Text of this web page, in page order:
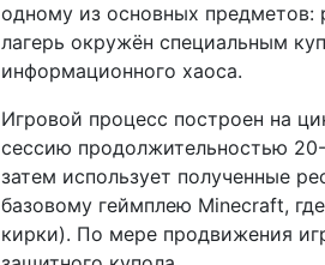
одному из основных предметов:
лагерь окружён специальным
информационного хаоса.
Игровой процесс построен на
сессию продолжительностью
затем использует полученные
базовому геймплею Minecraft,
кирки). По мере продвижения